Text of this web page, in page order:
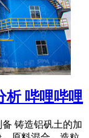
析 哔哩哔哩
铸造铝矾土的加